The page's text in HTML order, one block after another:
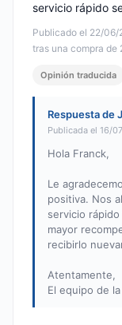
Publicado el 22/06/
tras una compra de
servicio rápido
Opinión traducida
Respuesta de
Publicada el 16/
Hola Franck,
Le
positiva. Nos
servicio
mayor
recibirlo
Atentamente,
El equipo de